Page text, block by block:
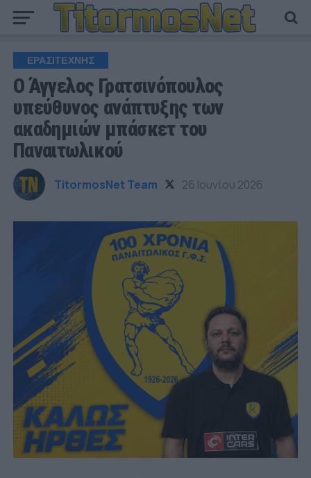
ΕΡΑΣΙΤΕΧΝΗΣ
Ο Άγγελος Γρατσινόπουλος
υπεύθυνος ανάπτυξης των
ακαδημιών μπάσκετ του
Παναιτωλικού
TitormosNet Team 26 Ιουνίου 2026